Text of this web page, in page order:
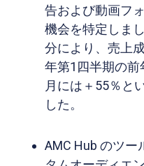
告および動画フ
機会を特定しま
分により、売上
年第1四半期の
月には＋55％と
した。
AMC Hub のツー